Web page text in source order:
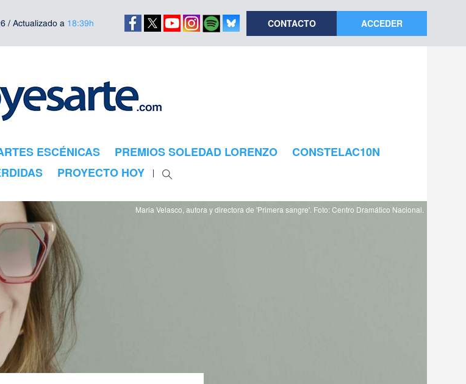
/ Actualizado a 18:39h CONTACTO ACCEDER
ESCÉNICAS PREMIOS SOLEDAD LORENZO
CONSTELAC10N
PROYECTO HOY
Maria Velasco, autora y directora de 'Primera sangre'. Foto: Centro Dramático Nacional.